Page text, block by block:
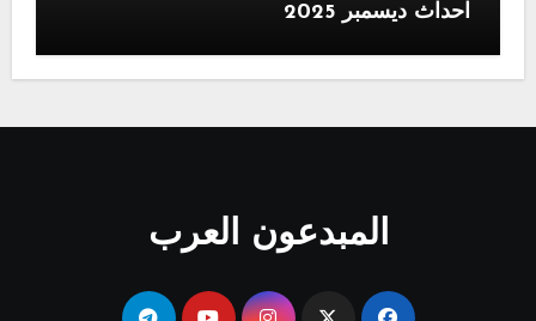
احداث ديسمبر 2025
المبدعون العرب